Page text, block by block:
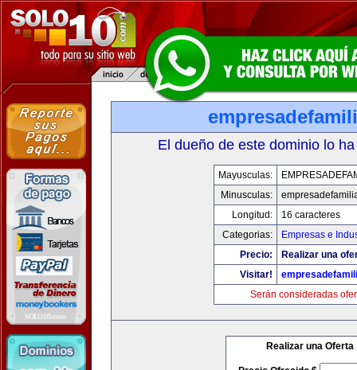
El dueño de este dominio lo
Mayusculas:
Minusculas:
Longitud:
16 caracteres
Categorias:
Empresas e
Precio:
Realizar una
Visitar!
Serán consideradas
Realizar una Oferta